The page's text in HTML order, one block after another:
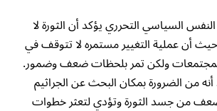
السياسي التحرري يؤكد أن الثورة لا
أن عملية التغيير مستمره لا تتوقف في
ولكن تمر بلحظات ضعف وضمور.
من الضرورة بمكان البحث عن الجراثيم
من جسد الثورة وتؤدي لتعثر خطوات